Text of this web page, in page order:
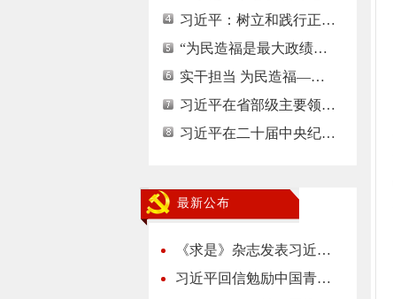
习近平：树立和践行正…
“为民造福是最大政绩…
实干担当 为民造福—…
习近平在省部级主要领…
习近平在二十届中央纪…
最新公布
《求是》杂志发表习近…
习近平回信勉励中国青…